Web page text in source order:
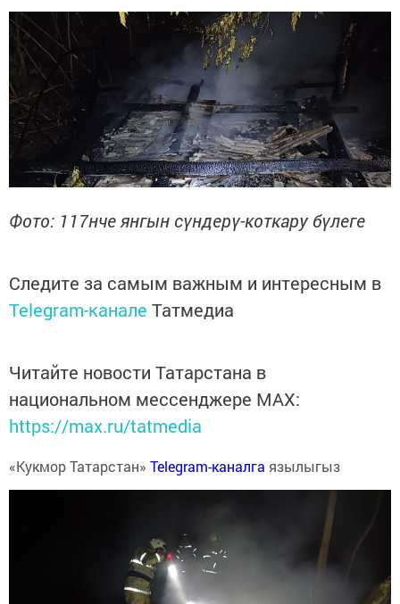
Фото: 117нче янгын сүндерү-коткару бүлеге
Следите за самым важным и интересным в
Telegram-канале Татмедиа
Читайте новости Татарстана в
национальном мессенджере MАХ:
https://max.ru/tatmedia
«Кукмор Татарстан» Telegram-каналга язылыгыз